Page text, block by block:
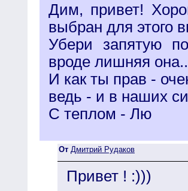
Дим, привет!
выбран для этого
Убери запятую
вроде лишняя
И как ты прав -
ведь - и в наших
С теплом - Лю
От Дмитрий Рудаков
Привет ! :)))